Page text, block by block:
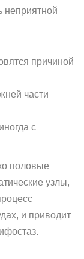
неприятной
причиной
части
с
половые
узлы,
и приводит